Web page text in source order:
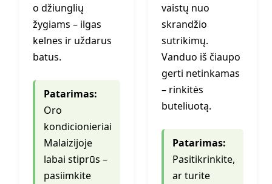
o džiunglių
žygiams – ilgas
kelnes ir uždarus
batus.
Patarimas:
Oro
kondicionieriai
Malaizijoje
labai stiprūs –
pasiimkite
vaistų nuo
skrandžio
sutrikimų.
Vanduo iš čiaupo
gerti netinkamas
– rinkitės
buteliuotą.
Patarimas:
Pasitikrinkite,
ar turite